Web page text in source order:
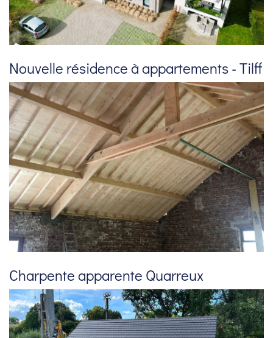
Nouvelle résidence à appartements - Tilff
Charpente apparente Quarreux